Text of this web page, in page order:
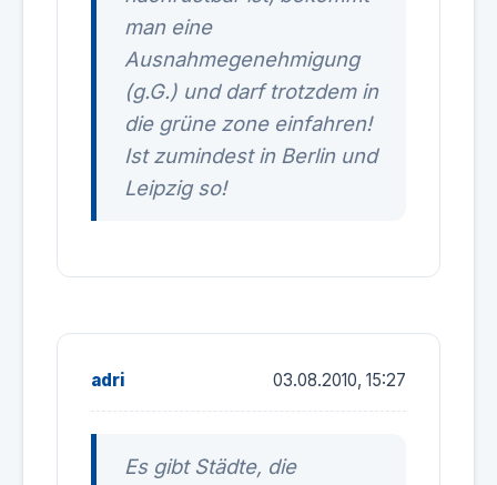
man eine
Ausnahmegenehmigung
(g.G.) und darf trotzdem in
die grüne zone einfahren!
Ist zumindest in Berlin und
Leipzig so!
adri 03.08.2010, 15:27
Es gibt Städte, die